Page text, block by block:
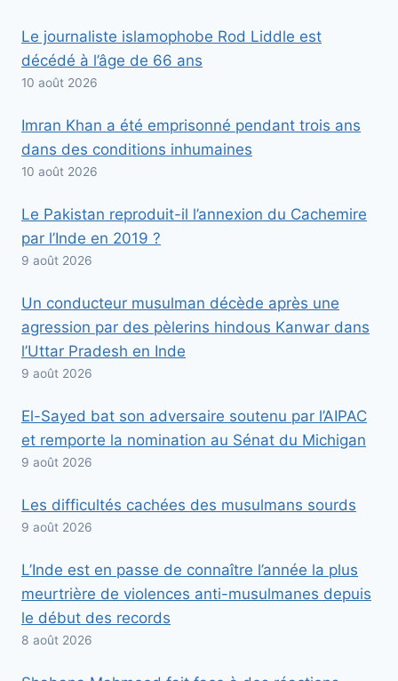
Le journaliste islamophobe Rod Liddle est
décédé à l’âge de 66 ans
10 août 2026
Imran Khan a été emprisonné pendant trois ans
dans des conditions inhumaines
10 août 2026
Le Pakistan reproduit-il l’annexion du Cachemire
par l’Inde en 2019 ?
9 août 2026
Un conducteur musulman décède après une
agression par des pèlerins hindous Kanwar dans
l’Uttar Pradesh en Inde
9 août 2026
El-Sayed bat son adversaire soutenu par l’AIPAC
et remporte la nomination au Sénat du Michigan
9 août 2026
Les difficultés cachées des musulmans sourds
9 août 2026
L’Inde est en passe de connaître l’année la plus
meurtrière de violences anti-musulmanes depuis
le début des records
8 août 2026